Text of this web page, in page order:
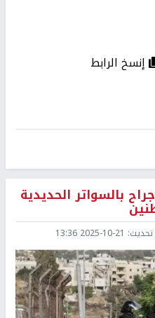
إنسخ الرابط
بالسواتر الحديدية
تحديث: 2025-10-21 13:36